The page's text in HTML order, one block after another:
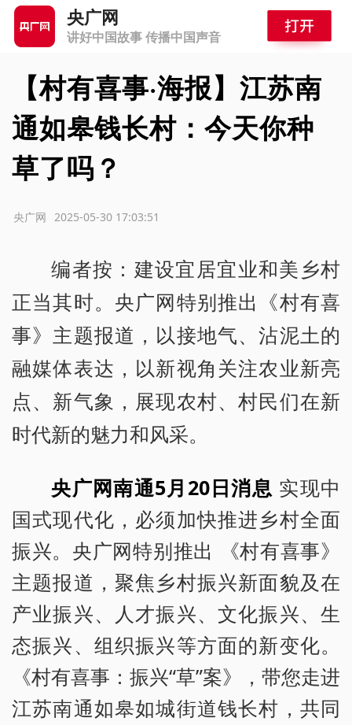
央广网
讲好中国故事 传播中国声音
【村有喜事·海报】江苏南
通如皋钱长村：今天你种
草了吗？
2025-05-30 17:03:51
央广网
编者按：建设宜居宜业和美乡村
正当其时。央广网特别推出《村有喜
事》主题报道，以接地气、沾泥土的
融媒体表达，以新视角关注农业新亮
点、新气象，展现农村、村民们在新
时代新的魅力和风采。
央广网南通5月20日消息 实现中
国式现代化，必须加快推进乡村全面
振兴。央广网特别推出 《村有喜事》
主题报道，聚焦乡村振兴新面貌及在
产业振兴、人才振兴、文化振兴、生
态振兴、组织振兴等方面的新变化。
《村有喜事：振兴“草”案》，带您走进
江苏南通如皋如城街道钱长村，共同